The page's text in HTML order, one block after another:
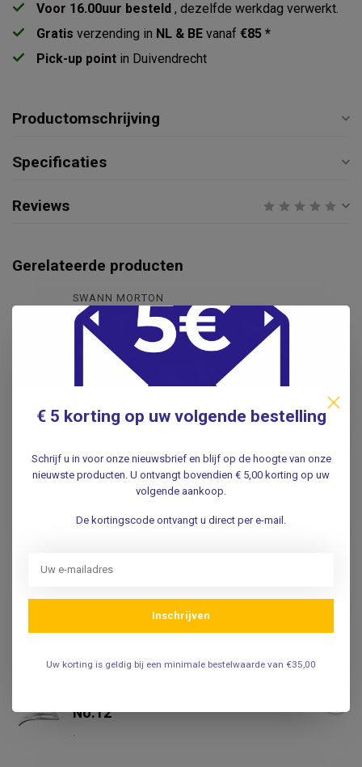
Voor 16.00uur besteld , dezelfde werkdag verwerkt.
Gratis verzending in NL & BE vanaf €85 *
Pick-up point in Duivendrecht
Productomschrijving
Specificaties
Reviews
Gerelateerde producten
SWANN MORTON
Swann Morton Swann
Morton Scalpelmesjes steriel
No:15
€21,95
Swann Morton Swann
Swann Morton Scalpelmesjes
Niet Steriel No:11
Niet Steriel No:10
SWANN MORTON
No:12
.
€ 5 korting op uw volgende bestelling
Schrijf u in voor onze nieuwsbrief en blijf op de hoogte van onze
nieuwste producten. U ontvangt bovendien € 5,00 korting op uw
volgende aankoop.
De kortingscode ontvangt u direct per e-mail.
Inschrijven
Uw korting is geldig bij een minimale bestelwaarde van €35,00